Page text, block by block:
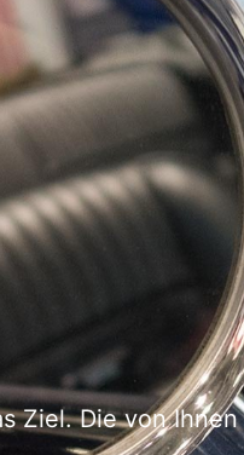
Ziel. Die von